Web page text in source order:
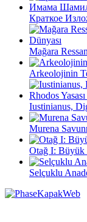
Краткое
Mağara
Arkeolojinin
Iustinianus,
Murena
Otağ I: Büyük
Selçuklu